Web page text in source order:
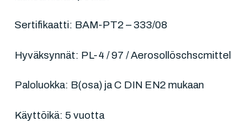
Sertifikaatti: BAM-PT2 – 333/08
Hyväksynnät: PL-4 / 97 / Aerosollöschscmittel
Paloluokka: B(osa) ja C DIN EN2 mukaan
Käyttöikä: 5 vuotta